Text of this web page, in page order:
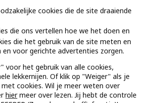
cookies die de site draaiende
die ons vertellen hoe we het doen en
die het gebruik van de site meten en
en voor gerichte advertenties zorgen.
voor het gebruik van alle cookies,
lekkernijen. Of klik op "Weiger" als je
cookies. Wil je meer weten over
hiermeer over lezen. Jij hebt de controle